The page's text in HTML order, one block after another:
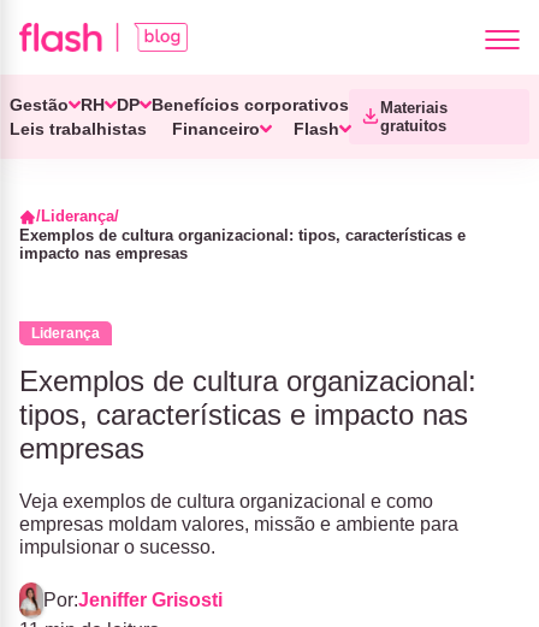
Gestão RH DP
Benefícios corporativos
Leis trabalhistas
Financeiro Flash
Materiais
gratuitos
Liderança
Exemplos de cultura organizacional: tipos, características e
impacto nas empresas
Liderança
Exemplos de cultura organizacional:
tipos, características e impacto nas
empresas
Veja exemplos de cultura organizacional e como
empresas moldam valores, missão e ambiente para
impulsionar o sucesso.
Por:Jeniffer Grisosti